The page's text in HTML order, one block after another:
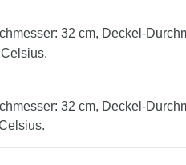
32 cm, Deckel-
32 cm, Deckel-